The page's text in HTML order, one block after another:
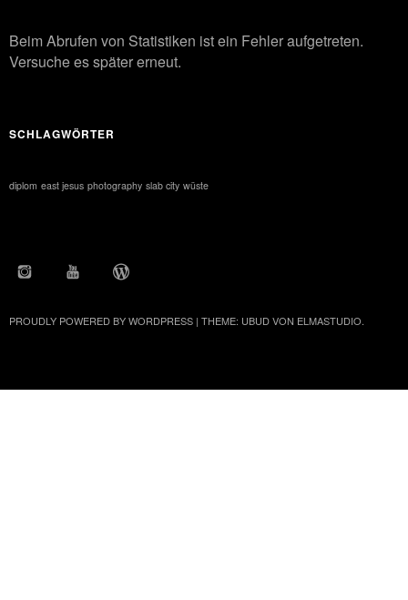
Beim Abrufen von Statistiken ist ein Fehler aufgetreten.
Versuche es später erneut.
SCHLAGWÖRTER
diplom east jesus photography slab city wüste
PROUDLY POWERED BY WORDPRESS | THEME: UBUD VON ELMASTUDIO